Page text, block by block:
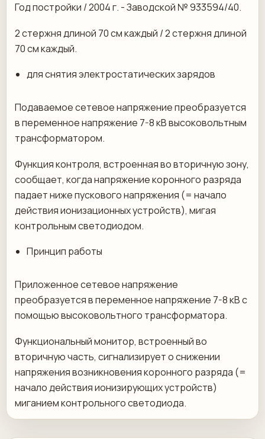
Год постройки / 2004 г. - Заводской № 933594/40.
2 стержня длиной 70 см каждый / 2 стержня длиной
70 см каждый.
для снятия электростатических зарядов
Подаваемое сетевое напряжение преобразуется
в переменное напряжение 7-8 кВ высоковольтным
трансформатором.
Функция контроля, встроенная во вторичную зону,
сообщает, когда напряжение коронного разряда
падает ниже пускового напряжения (= начало
действия ионизационных устройств), мигая
контрольным светодиодом.
Принцип работы
Приложенное сетевое напряжение
преобразуется в переменное напряжение 7-8 кВ с
помощью высоковольтного трансформатора.
Функциональный монитор, встроенный во
вторичную часть, сигнализирует о снижении
напряжения возникновения коронного разряда (=
начало действия ионизирующих устройств)
миганием контрольного светодиода.